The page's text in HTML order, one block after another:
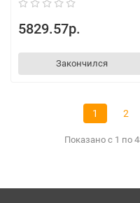
5829.57р.
Закончился
1 2
Показано с 1 по